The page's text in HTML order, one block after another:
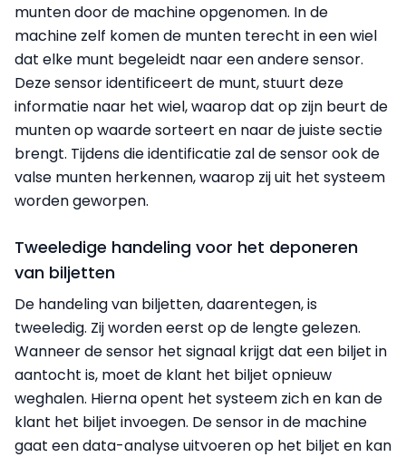
munten door de machine opgenomen. In de
machine zelf komen de munten terecht in een wiel
dat elke munt begeleidt naar een andere sensor.
Deze sensor identificeert de munt, stuurt deze
informatie naar het wiel, waarop dat op zijn beurt de
munten op waarde sorteert en naar de juiste sectie
brengt. Tijdens die identificatie zal de sensor ook de
valse munten herkennen, waarop zij uit het systeem
worden geworpen.
Tweeledige handeling voor het deponeren
van biljetten
De handeling van biljetten, daarentegen, is
tweeledig. Zij worden eerst op de lengte gelezen.
Wanneer de sensor het signaal krijgt dat een biljet in
aantocht is, moet de klant het biljet opnieuw
weghalen. Hierna opent het systeem zich en kan de
klant het biljet invoegen. De sensor in de machine
gaat een data-analyse uitvoeren op het biljet en kan